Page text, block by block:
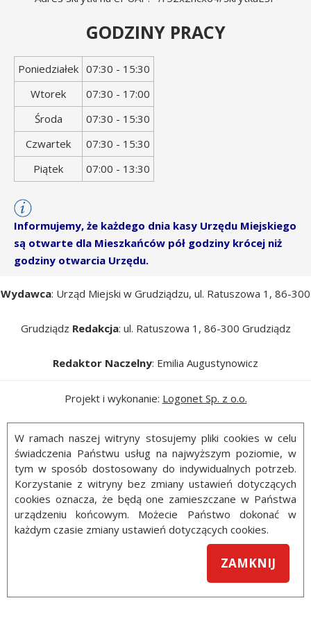
GODZINY PRACY
Dzień
tygodnia
Godziny
otwarcia
Poniedziałek 07:30 - 15:30
Wtorek
07:30 - 17:00
Środa
07:30 - 15:30
Czwartek
07:30 - 15:30
Piątek
07:00 - 13:30
Informujemy, że każdego dnia kasy Urzędu Miejskiego
są otwarte dla Mieszkańców pół godziny krócej niż
godziny otwarcia Urzędu.
Wydawca: Urząd Miejski w Grudziądzu, ul. Ratuszowa 1, 86-300
Grudziądz Redakcja: ul. Ratuszowa 1, 86-300 Grudziądz
Redaktor Naczelny: Emilia Augustynowicz
Projekt i wykonanie: Logonet Sp. z o.o.
W ramach naszej witryny stosujemy pliki cookies w celu
świadczenia Państwu usług na najwyższym poziomie, w
tym w sposób dostosowany do indywidualnych potrzeb.
Korzystanie z witryny bez zmiany ustawień dotyczących
cookies oznacza, że będą one zamieszczane w Państwa
urządzeniu końcowym. Możecie Państwo dokonać w
każdym czasie zmiany ustawień dotyczących cookies.
ZAMKNIJ